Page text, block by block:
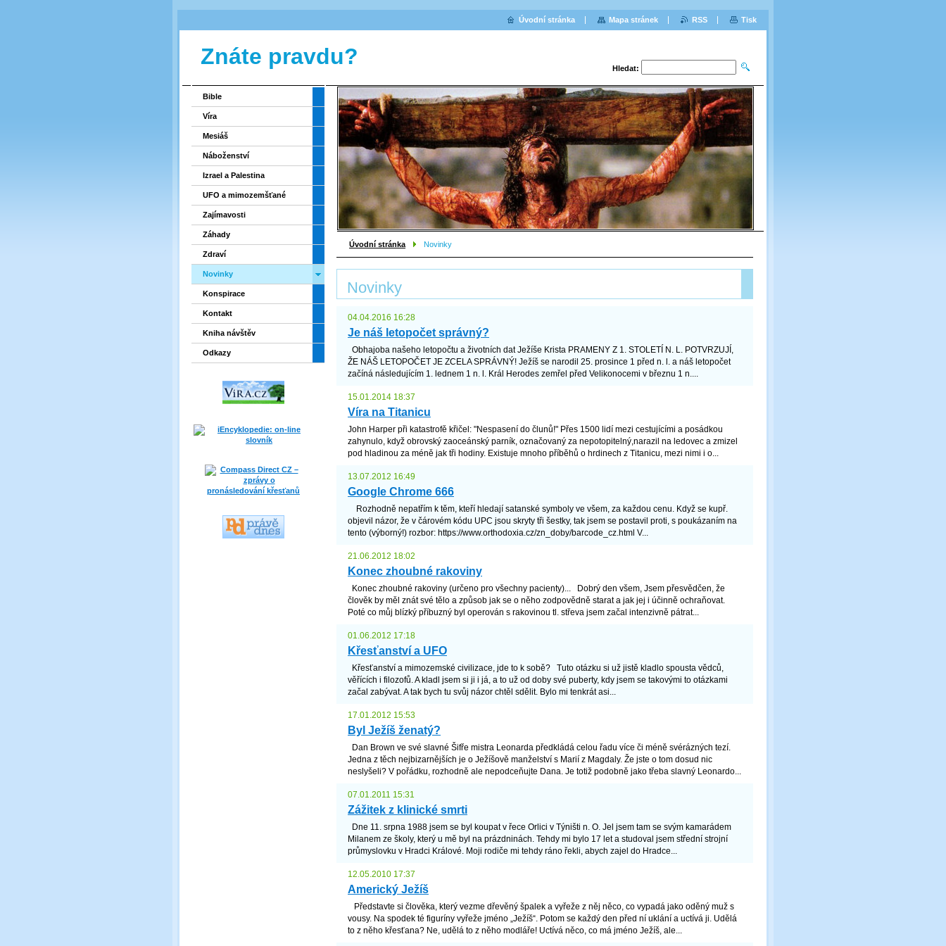
Znáte pravdu? Hledat:
Úvodní stránka Novinky
Novinky
04.04.2016 16:28
Je náš letopočet správný?
Obhajoba našeho letopočtu a životních dat Ježíše Krista PRAMENY Z 1. STOLETÍ N. L. POTVRZUJÍ,
ŽE NÁŠ LETOPOČET JE ZCELA SPRÁVNÝ! Ježíš se narodil 25. prosince 1 před n. l. a náš letopočet
začíná následujícím 1. lednem 1 n. l. Král Herodes zemřel před Velikonocemi v březnu 1 n....
15.01.2014 18:37
Víra na Titanicu
John Harper při katastrofě křičel: "Nespasení do člunů!" Přes 1500 lidí mezi cestujícími a posádkou
zahynulo, když obrovský zaoceánský parník, označovaný za nepotopitelný,narazil na ledovec a zmizel
pod hladinou za méně jak tři hodiny. Existuje mnoho příběhů o hrdinech z Titanicu, mezi nimi i o...
13.07.2012 16:49
Google Chrome 666
Rozhodně nepatřím k těm, kteří hledají satanské symboly ve všem, za každou cenu. Když se kupř.
objevil názor, že v čárovém kódu UPC jsou skryty tři šestky, tak jsem se postavil proti, s poukázaním na
tento (výborný!) rozbor: https://www.orthodoxia.cz/zn_doby/barcode_cz.html V...
21.06.2012 18:02
Konec zhoubné rakoviny
Konec zhoubné rakoviny (určeno pro všechny pacienty)... Dobrý den všem, Jsem přesvědčen, že
člověk by měl znát své tělo a způsob jak se o něho zodpovědně starat a jak jej i účinně ochraňovat.
Poté co můj blízký příbuzný byl operován s rakovinou tl. střeva jsem začal intenzivně pátrat...
01.06.2012 17:18
Křesťanství a UFO
Křesťanství a mimozemské civilizace, jde to k sobě? Tuto otázku si už jistě kladlo spousta vědců,
věřících i filozofů. A kladl jsem si ji i já, a to už od doby své puberty, kdy jsem se takovými to otázkami
začal zabývat. A tak bych tu svůj názor chtěl sdělit. Bylo mi tenkrát asi...
17.01.2012 15:53
Byl Ježíš ženatý?
Dan Brown ve své slavné Šifře mistra Leonarda předkládá celou řadu více či méně svérázných tezí.
Jedna z těch nejbizarnějších je o Ježíšově manželství s Marií z Magdaly. Že jste o tom dosud nic
neslyšeli? V pořádku, rozhodně ale nepodceňujte Dana. Je totiž podobně jako třeba slavný Leonardo...
07.01.2011 15:31
Zážitek z klinické smrti
Dne 11. srpna 1988 jsem se byl koupat v řece Orlici v Týništi n. O. Jel jsem tam se svým kamarádem
Milanem ze školy, který u mě byl na prázdninách. Tehdy mi bylo 17 let a studoval jsem střední strojní
průmyslovku v Hradci Králové. Moji rodiče mi tehdy ráno řekli, abych zajel do Hradce...
12.05.2010 17:37
Americký Ježíš
Představte si člověka, který vezme dřevěný špalek a vyřeže z něj něco, co vypadá jako oděný muž s
vousy. Na spodek té figuríny vyřeže jméno „Ježíš“. Potom se každý den před ní uklání a uctívá ji. Udělá
to z něho křesťana? Ne, udělá to z něho modláře! Uctívá něco, co má jméno Ježíš, ale...
Bible
Víra
Mesiáš
Náboženství
Izrael a Palestina
UFO a mimozemšťané
Zajímavosti
Záhady
Zdraví
Novinky
Konspirace
Kontakt
Kniha návštěv
Odkazy
Úvodní stránka Mapa stránek RSS Tisk